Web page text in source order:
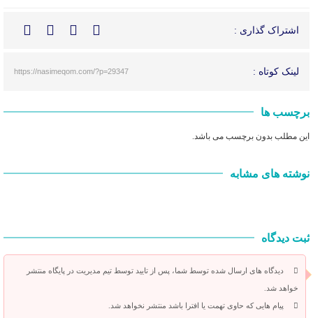
اشتراک گذاری :
لینک کوتاه : https://nasimeqom.com/?p=29347
برچسب ها
این مطلب بدون برچسب می باشد.
نوشته های مشابه
ثبت دیدگاه
دیدگاه های ارسال شده توسط شما، پس از تایید توسط تیم مدیریت در پایگاه منتشر
خواهد شد.
پیام هایی که حاوی تهمت یا افترا باشد منتشر نخواهد شد.